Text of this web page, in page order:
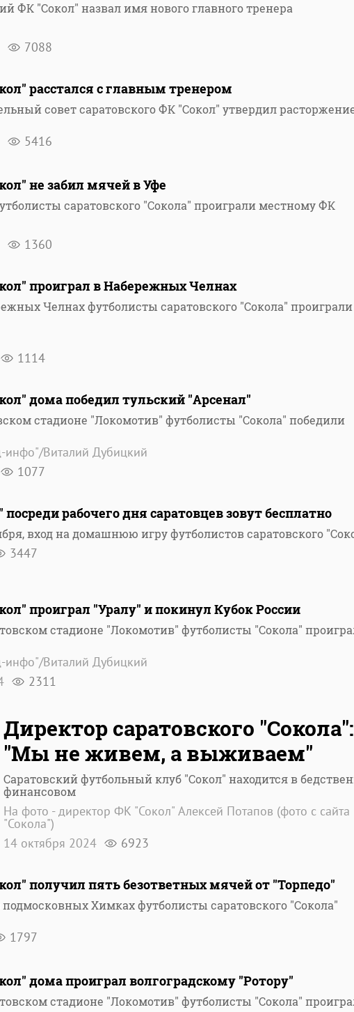
ФК "Сокол" назвал имя нового главного тренера
7088
расстался с главным тренером
совет саратовского ФК "Сокол" утвердил
5416
не забил мячей в Уфе
саратовского "Сокола" проиграли местному ФК
1360
проиграл в Набережных Челнах
Челнах футболисты саратовского "Сокола" проиграли
1114
дома победил тульский "Арсенал"
стадионе "Локомотив" футболисты "Сокола" победили
Виталий Дубицкий
1077
рабочего дня саратовцев зовут бесплатно
вход на домашнюю игру футболистов саратовского
3447
проиграл "Уралу" и покинул Кубок России
стадионе "Локомотив" футболисты "Сокола"
Виталий Дубицкий
2311
Директор саратовского "Сокола":
"Мы не живем, а выживаем"
Саратовский футбольный клуб "Сокол" находится в
финансовом
На фото - директор ФК "Сокол" Алексей Потапов (фото с сайта
"Сокола")
14 октября 2024
6923
получил пять безответных мячей от "Торпедо"
Химках футболисты саратовского "Сокола"
1797
дома проиграл волгоградскому "Ротору"
стадионе "Локомотив" футболисты "Сокола"